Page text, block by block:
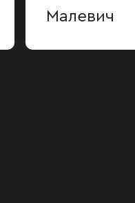
Малевич